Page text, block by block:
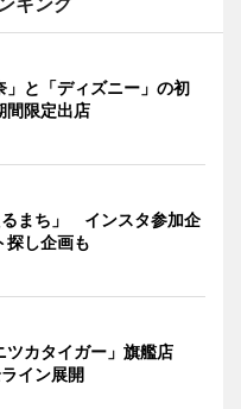
」と「ディズニー」の初
限定出店
るまち」 インスタ参加企
探し企画も
ツカタイガー」旗艦店
イン展開